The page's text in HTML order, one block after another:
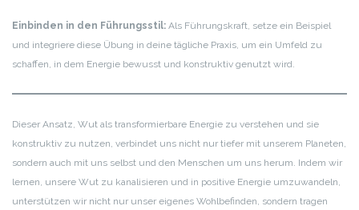
Einbinden in den Führungsstil: Als Führungskraft, setze ein Beispiel
und integriere diese Übung in deine tägliche Praxis, um ein Umfeld zu
schaffen, in dem Energie bewusst und konstruktiv genutzt wird.
Dieser Ansatz, Wut als transformierbare Energie zu verstehen und sie
konstruktiv zu nutzen, verbindet uns nicht nur tiefer mit unserem Planeten,
sondern auch mit uns selbst und den Menschen um uns herum. Indem wir
lernen, unsere Wut zu kanalisieren und in positive Energie umzuwandeln,
unterstützen wir nicht nur unser eigenes Wohlbefinden, sondern tragen